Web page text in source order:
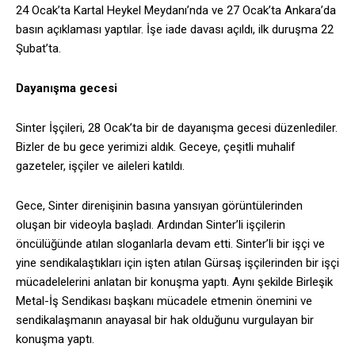
24 Ocak’ta Kartal Heykel Meydanı’nda ve 27 Ocak’ta Ankara’da
basın açıklaması yaptılar. İşe iade davası açıldı, ilk duruşma 22
Şubat’ta.
Dayanışma gecesi
Sinter İşçileri, 28 Ocak’ta bir de dayanışma gecesi düzenlediler.
Bizler de bu gece yerimizi aldık. Geceye, çeşitli muhalif
gazeteler, işçiler ve aileleri katıldı.
Gece, Sinter direnişinin basına yansıyan görüntülerinden
oluşan bir videoyla başladı. Ardından Sinter’li işçilerin
öncülüğünde atılan sloganlarla devam etti. Sinter’li bir işçi ve
yine sendikalaştıkları için işten atılan Gürsaş işçilerinden bir işçi
mücadelelerini anlatan bir konuşma yaptı. Aynı şekilde Birleşik
Metal-İş Sendikası başkanı mücadele etmenin önemini ve
sendikalaşmanın anayasal bir hak olduğunu vurgulayan bir
konuşma yaptı.